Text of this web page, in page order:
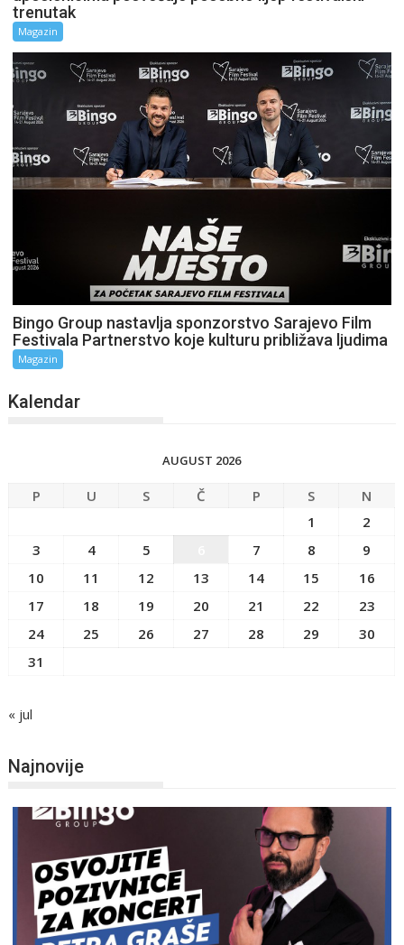
trenutak
Magazin
Bingo Group nastavlja sponzorstvo Sarajevo Film
Festivala Partnerstvo koje kulturu približava ljudima
Magazin
Kalendar
AUGUST 2026
P U S Č P S
N
1
2
3
4 5 7 8
9
10
11 12 13 14 15
16
17
18 19 20 21 22
23
24
25 26 27 28 29
30
31
« jul
Najnovije